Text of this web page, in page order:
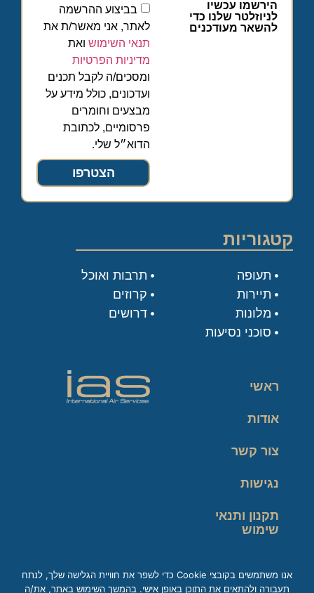
הירשמו עכשיו
לניוזלטר שלנו כדי
להשאר מעודכנים
בביצוע ההרשמה
לאתר, אני מאשר/ת את
תנאי השימוש ואת
מדיניות הפרטיות
ומסכים/ה לקבל תכנים
ועדכונים, כולל מידע על
מבצעים וחומרים
פרסומיים, לכתובת
הדוא״ל שלי.
הצטרפו
קטגוריות
תעופה
תיירות
מלונות
סוכני נסיעות
תרבות ואוכל
קרוזים
דרושים
ראשי
אודות
צור קשר
נגישות
תקנון ותנאי
שימוש
אנו משתמשים בקובצי Cookie כדי לשפר את חוויית הגלישה שלך, לנתח
תעבורה ולהתאים את התוכן באופן אישי. בהמשך השימוש באתר, את/ה